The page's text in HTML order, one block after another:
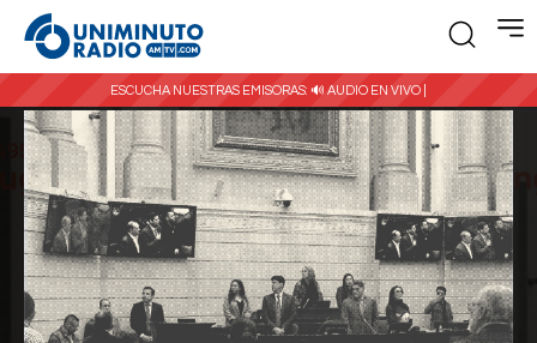
ESCUCHA NUESTRAS EMISORAS: 🔊 AUDIO EN VIVO |